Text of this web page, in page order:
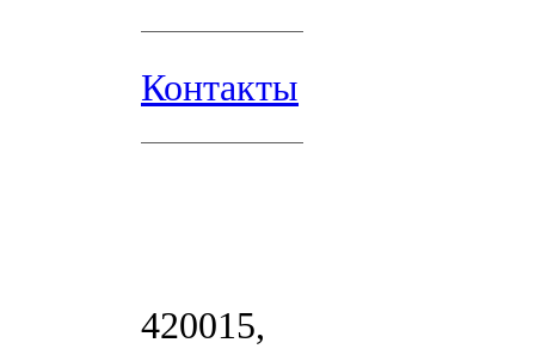
Контакты
420015,